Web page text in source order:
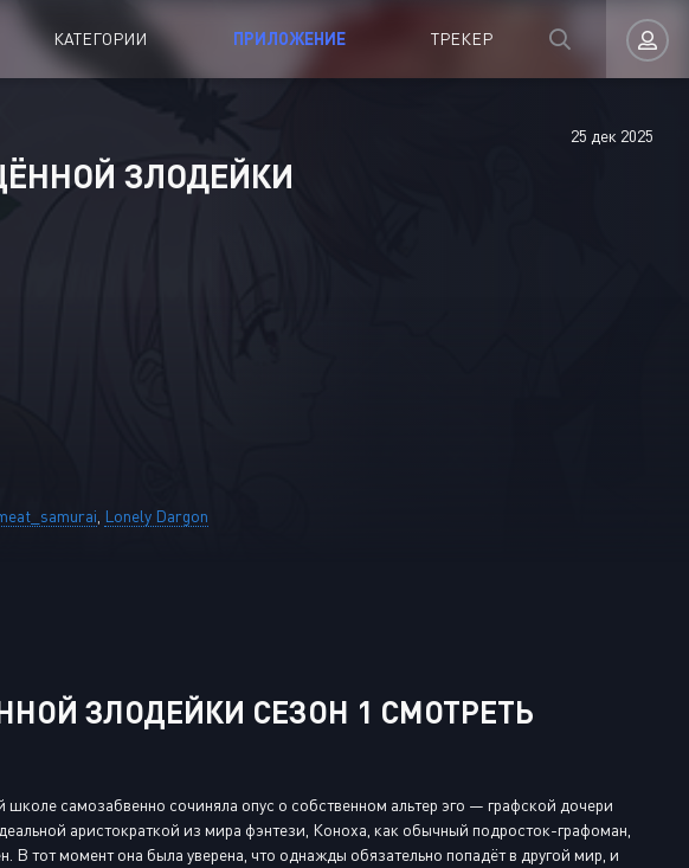
КАТЕГОРИИ ПРИЛОЖЕНИЕ ТРЕКЕР
Авторизация
25 дек 2025
ЗЛОДЕЙКИ
Lonely Dargon
ЗЛОДЕЙКИ СЕЗОН 1 СМОТРЕТЬ
самозабвенно сочиняла опус о собственном альтер эго — графской дочери
аристократкой из мира фэнтези, Коноха, как обычный подросток-графоман,
В тот момент она была уверена, что однажды обязательно попадёт в другой мир, и